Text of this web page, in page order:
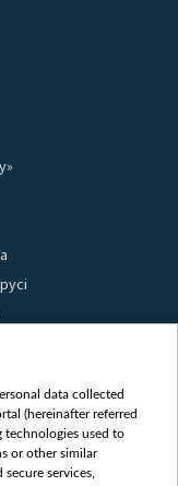
data collected
(hereinafter referred
technologies used to
or other similar
services,